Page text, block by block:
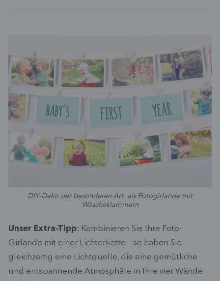
DIY-Deko der besonderen Art: als Fotogirlande mit
Wäscheklammern
Unser Extra-Tipp: Kombinieren Sie Ihre Foto-
Girlande mit einer Lichterkette – so haben Sie
gleichzeitig eine Lichtquelle, die eine gemütliche
und entspannende Atmosphäre in Ihre vier Wände